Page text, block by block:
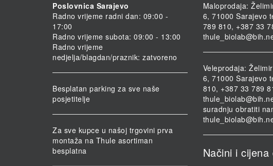
Poslovnica Sarajevo
Radno vrijeme radni dan: 09:00 -
17:00
Radno vrijeme subota: 09:00 - 13:00
Radno vrijeme
nedjelja/blagdan/praznik: zatvoreno
Besplatan parking za sve naše
posjetitelje
Za sve kupce u našoj trgovini prva
montaža na Thule asortiman
besplatna
Maloprodaja:
6, 71000 Sarajevo
789 810, +387 33
Veleprodaja:
6, 71000 Sarajevo
810, +387 33 789
suradnju obratiti
Načini i